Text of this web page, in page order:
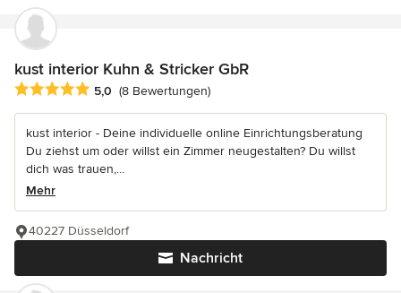
kust interior Kuhn & Stricker GbR
Durchschnittliche Bewertung: 5 von 5 Sternen
5,0 (8 Bewertungen)
kust interior - Deine individuelle online Einrichtungsberatung
Du ziehst um oder willst ein Zimmer neugestalten? Du willst
dich was trauen,...
Mehr
Nachricht
40227 Düsseldorf